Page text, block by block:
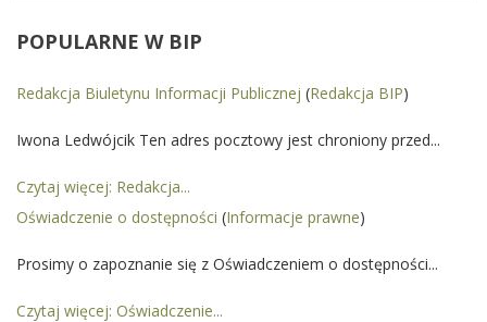
POPULARNE W BIP
Redakcja Biuletynu Informacji Publicznej (Redakcja BIP)
Iwona Ledwójcik Ten adres pocztowy jest chroniony przed...
Czytaj więcej: Redakcja...
Oświadczenie o dostępności (Informacje prawne)
Prosimy o zapoznanie się z Oświadczeniem o dostępności...
Czytaj więcej: Oświadczenie...